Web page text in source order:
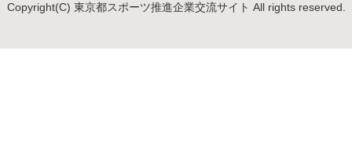
Copyright(C) 東京都スポーツ推進企業交流サイト All rights reserved.